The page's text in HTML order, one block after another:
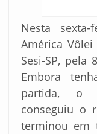
Nesta
América
Sesi-SP, pela
Embora
partida, o
conseguiu o
terminou em